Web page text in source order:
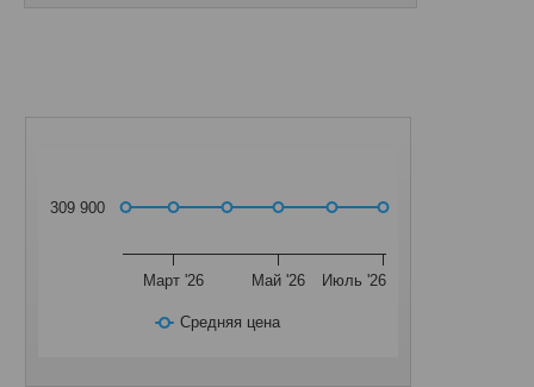
Средняя цена
Март '26 Май '26 Июль '26
309 900